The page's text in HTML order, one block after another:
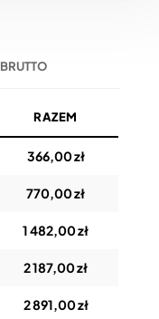
BRUTTO
RAZEM
366,00 zł
770,00 zł
1 482,00 zł
2 187,00 zł
2 891,00 zł